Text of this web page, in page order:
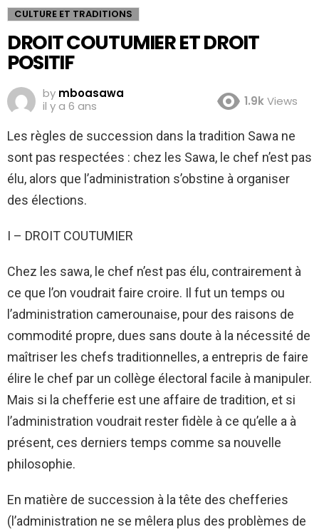
CULTURE ET TRADITIONS
DROIT COUTUMIER ET DROIT
POSITIF
by mboasawa
il y a 6 ans
1.9kViews
Les règles de succession dans la tradition Sawa ne
sont pas respectées : chez les Sawa, le chef n’est pas
élu, alors que l’administration s’obstine à organiser
des élections.
I – DROIT COUTUMIER
Chez les sawa, le chef n’est pas élu, contrairement à
ce que l’on voudrait faire croire. Il fut un temps ou
l’administration camerounaise, pour des raisons de
commodité propre, dues sans doute à la nécessité de
maîtriser les chefs traditionnelles, a entrepris de faire
élire le chef par un collège électoral facile à manipuler.
Mais si la chefferie est une affaire de tradition, et si
l’administration voudrait rester fidèle à ce qu’elle a à
présent, ces derniers temps comme sa nouvelle
philosophie.
En matière de succession à la tête des chefferies
(l’administration ne se mêlera plus des problèmes de